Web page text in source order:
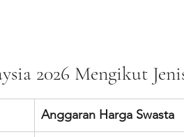
2026 Mengikut
Anggaran Harga Swasta